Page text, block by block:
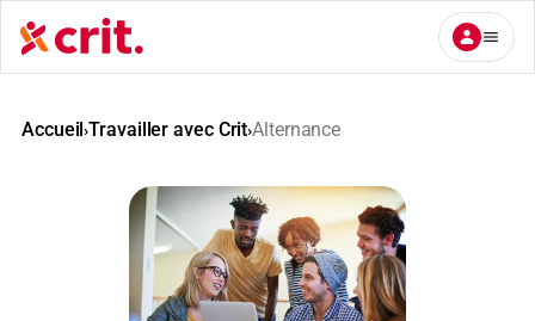
Aller
au
contenu
Accueil›Travailler avec Crit›Alternance